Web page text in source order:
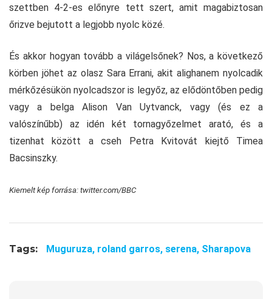
szettben 4-2-es előnyre tett szert, amit magabiztosan
őrizve bejutott a legjobb nyolc közé.
És akkor hogyan tovább a világelsőnek? Nos, a következő
körben jöhet az olasz Sara Errani, akit alighanem nyolcadik
mérkőzésükön nyolcadszor is legyőz, az elődöntőben pedig
vagy a belga Alison Van Uytvanck, vagy (és ez a
valószínűbb) az idén két tornagyőzelmet arató, és a
tizenhat között a cseh Petra Kvitovát kiejtő Timea
Bacsinszky.
Kiemelt kép forrása: twitter.com/BBC
Tags: Muguruza, roland garros, serena, Sharapova